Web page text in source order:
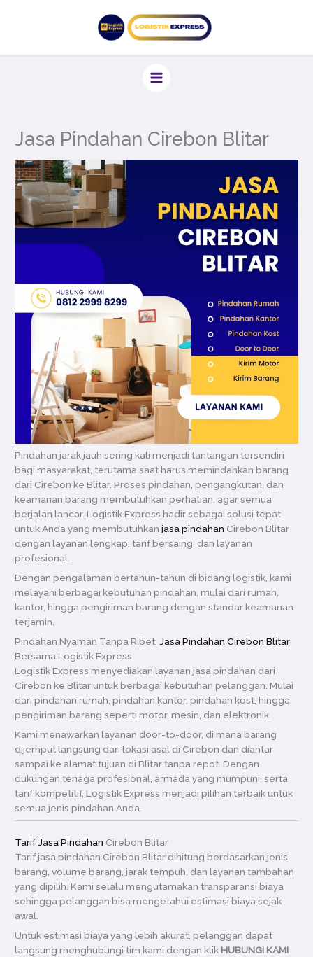
Jasa Pindahan Cirebon Blitar
Pindahan jarak jauh sering kali menjadi tantangan tersendiri
bagi masyarakat, terutama saat harus memindahkan barang
dari Cirebon ke Blitar. Proses pindahan, pengangkutan, dan
keamanan barang membutuhkan perhatian, agar semua
berjalan lancar. Logistik Express hadir sebagai solusi tepat
untuk Anda yang membutuhkanjasa pindahan Cirebon Blitar
dengan layanan lengkap, tarif bersaing, dan layanan
profesional.
Dengan pengalaman bertahun-tahun di bidang logistik, kami
melayani berbagai kebutuhan pindahan, mulai dari rumah,
kantor, hingga pengiriman barang dengan standar keamanan
terjamin.
Pindahan Nyaman Tanpa Ribet: Jasa Pindahan Cirebon Blitar
Bersama Logistik Express
Logistik Express menyediakan layanan jasa pindahan dari
Cirebon ke Blitar untuk berbagai kebutuhan pelanggan. Mulai
dari pindahan rumah, pindahan kantor, pindahan kost, hingga
pengiriman barang seperti motor, mesin, dan elektronik.
Kami menawarkan layanan door-to-door, di mana barang
dijemput langsung dari lokasi asal di Cirebon dan diantar
sampai ke alamat tujuan di Blitar tanpa repot. Dengan
dukungan tenaga profesional, armada yang mumpuni, serta
tarif kompetitif, Logistik Express menjadi pilihan terbaik untuk
semua jenis pindahan Anda.
Tarif Jasa Pindahan Cirebon Blitar
Tarif jasa pindahan Cirebon Blitar dihitung berdasarkan jenis
barang, volume barang, jarak tempuh, dan layanan tambahan
yang dipilih. Kami selalu mengutamakan transparansi biaya
sehingga pelanggan bisa mengetahui estimasi biaya sejak
awal.
Untuk estimasi biaya yang lebih akurat, pelanggan dapat
langsung menghubungi tim kami dengan klikHUBUNGI KAMI